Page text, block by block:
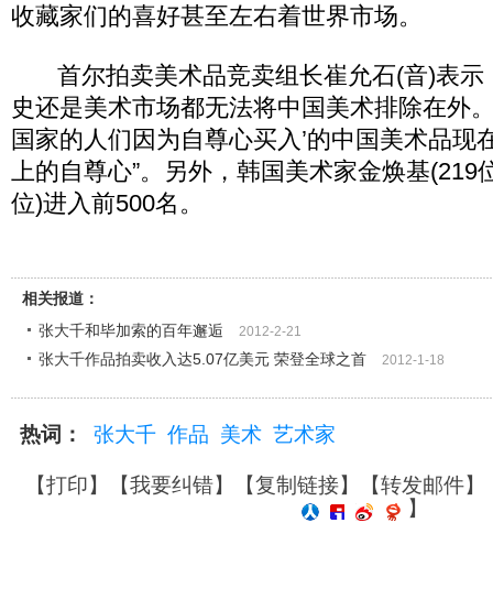
收藏家们的喜好甚至左右着世界市场。
首尔拍卖美术品竞卖组长崔允石(音)表示
史还是美术市场都无法将中国美术排除在外
国家的人们因为自尊心买入’的中国美术品现
上的自尊心”。另外，韩国美术家金焕基(219
位)进入前500名。
相关报道：
张大千和毕加索的百年邂逅
2012-2-21
张大千作品拍卖收入达5.07亿美元 荣登全球之首 2012-1-18
热词： 张大千 作品 美术 艺术家
【打印】【我要纠错】【复制链接】【转发邮件】
】